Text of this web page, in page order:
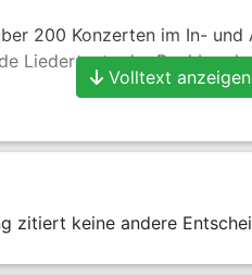
200 Konzerten im In-
Liedertexte der Rockband:
Zeit.
Volltext anzeigen
zitiert keine andere